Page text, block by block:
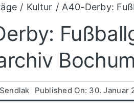
Kultur A40-Derby:
Bochum
Published On: 30. Januar